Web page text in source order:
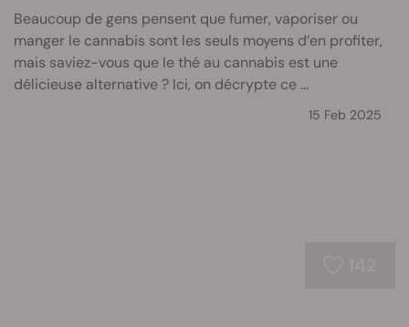
Beaucoup de gens pensent que fumer, vaporiser ou
manger le cannabis sont les seuls moyens d’en profiter,
mais saviez-vous que le thé au cannabis est une
délicieuse alternative ? Ici, on décrypte ce ...
15 Feb 2025